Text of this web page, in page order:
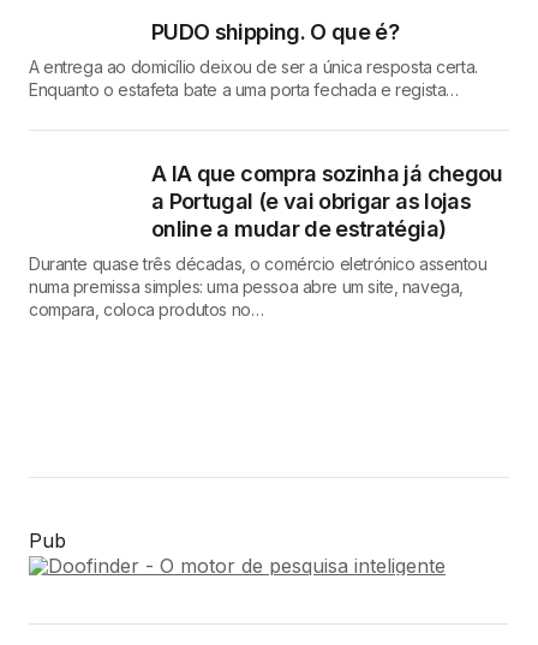
PUDO shipping. O que é?
A entrega ao domicílio deixou de ser a única resposta certa.
Enquanto o estafeta bate a uma porta fechada e regista…
A IA que compra sozinha já chegou
a Portugal (e vai obrigar as lojas
online a mudar de estratégia)
Durante quase três décadas, o comércio eletrónico assentou
numa premissa simples: uma pessoa abre um site, navega,
compara, coloca produtos no…
Pub